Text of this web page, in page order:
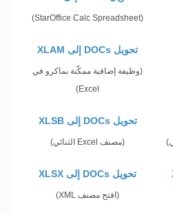
(StarOffice Calc Spreadsheet)
تحويل DOCs إلى XLAM
(وظيفة إضافية ممكّنة بماكرو في
Excel)
تحويل DOCs إلى XLSB
(مصنف Excel الثنائي)
تحويل DOCs إلى XLSX
(افتح مصنف XML)